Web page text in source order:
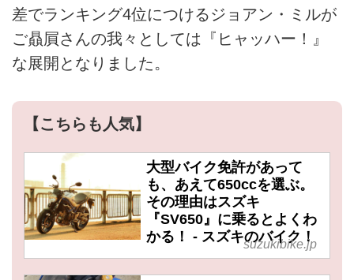
差でランキング4位につけるジョアン・ミルが
ご贔屓さんの我々としては『ヒャッハー！』
な展開となりました。
【こちらも人気】
大型バイク免許があって
も、あえて650ccを選ぶ。
その理由はスズキ
『SV650』に乗るとよくわ
かる！ - スズキのバイク！
suzukibike.jp